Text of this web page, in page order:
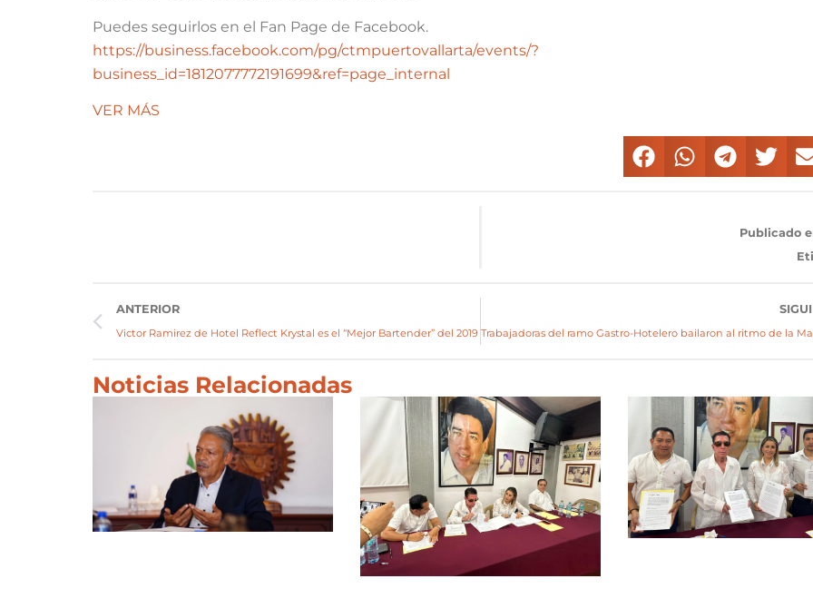
Puedes seguirlos en el Fan Page de Facebook.
https://business.facebook.com/pg/ctmpuertovallarta/events/?
business_id=1812077772191699&ref=page_internal
VER MÁS
Publicado
ANTERIOR
Victor Ramirez de Hotel Reflect Krystal es el “Mejor Bartender” del 2019
Noticias Relacionadas